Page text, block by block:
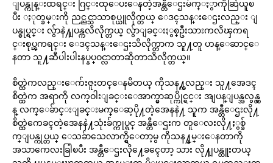
ျပန္ကုန္းထရင္း ဂြင္းထုေပးေနတဲ့အန္တီေဌးမ်က္ႏွာကိုဆြဲယူၿ
ပီး ႏုတ္ခမ္းကို ညင္ညင္သာသာစုပ္ယူလိုက္တယ္ ေဒၚသန္းေဌးလည္း ျ
ပန္စုပ္ရင္း လွ်ာနဲ႔ျပန္ကလိလိုက္တယ္ လွ်ာျခင္းႏွစ္ဦးသားကလိၾကရ
င္းစုပ္ၾကရင္း ေဒၚသန္းေဌးသိလိုက္တာက သူ႔တူ ဟန္ေဆာင္ေ
နတာ သူ႔ဆီပါးပါးနပ္နပ္ဝင္လာတာဆိုတာသိလိုက္တယ္။
စိတ္ထဲကလည္းေက်းဇူးတင္ေနမိတယ္ ကိုသန႔္ကလည္း သူ႔အေဒၚ
စိတ္ထဲက အရာကို လက္ဝါးျခင္းေအာက္မွာဆုပ္ကိုင္ရင္း အျပန္ျပန္အလွန္လွ
န္ လက္ေခ်ာင္းျခင္းမက္ေဆ့ပို႔တဲ့အေနနဲ႔ သူက အန္တီေဌးလို႔
စိတ္ထဲကေခၚတဲ့အေနနဲ႔သုံးခ်က္ကုပ္ရင္ အန္တီေဌးက တူေလးလို႔ႏွစ္ခ်
က္ျပန္ကုပ္တယ္ ေသခ်ာသေလာက္ရွိေတာ့မွ ကိုသန႔္နမ္းေနတာကို
အသာကေလးခြါၿပီး အန္တီေဌးလို႔ေခၚေတာ့ သား လို႔ျပန္ထူးတယ္